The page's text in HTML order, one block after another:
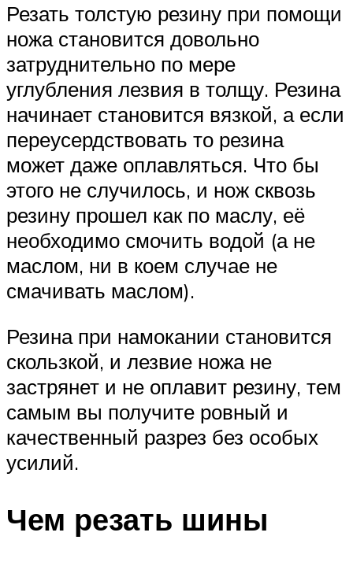
Резать толстую резину при помощи
ножа становится довольно
затруднительно по мере
углубления лезвия в толщу. Резина
начинает становится вязкой, а если
переусердствовать то резина
может даже оплавляться. Что бы
этого не случилось, и нож сквозь
резину прошел как по маслу, её
необходимо смочить водой (а не
маслом, ни в коем случае не
смачивать маслом).
Резина при намокании становится
скользкой, и лезвие ножа не
застрянет и не оплавит резину, тем
самым вы получите ровный и
качественный разрез без особых
усилий.
Чем резать шины